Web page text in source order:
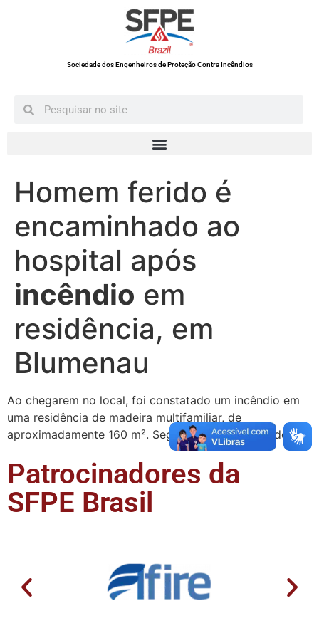
Sociedade dos Engenheiros de Proteção Contra Incêndios
Homem ferido é
encaminhado ao
hospital após
incêndio em
residência, em
Blumenau
Ao chegarem no local, foi constatado um incêndio em
uma residência de madeira multifamiliar, de
aproximadamente 160 m². Segundo informações dos …
Patrocinadores da
SFPE Brasil